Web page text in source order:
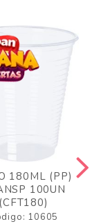
180ML (PP)
100UN
(CFT180)
10605